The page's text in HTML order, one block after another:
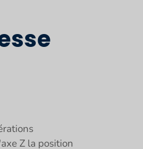
Z la position